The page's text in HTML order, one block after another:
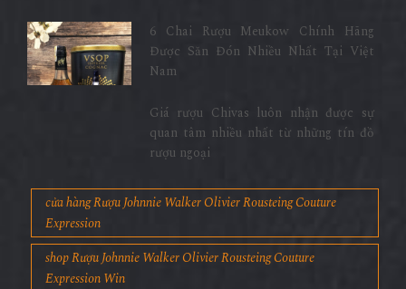
6 Chai Rượu Meukow Chính Hãng
Được Săn Đón Nhiều Nhất Tại Việt
Nam
Giá rượu Chivas luôn nhận được sự
quan tâm nhiều nhất từ những tín đồ
rượu ngoại
cửa hàng Rượu Johnnie Walker Olivier Rousteing Couture
Expression
shop Rượu Johnnie Walker Olivier Rousteing Couture
Expression Win